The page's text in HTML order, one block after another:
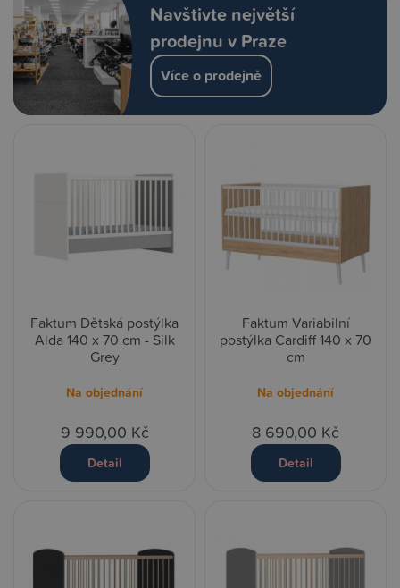
Navštivte největší
prodejnu v Praze
Více o prodejně
Faktum Dětská postýlka
Alda 140 x 70 cm - Silk
Grey
Na objednání
9 990,00 Kč
Detail
Faktum Variabilní
postýlka Cardiff 140 x 70
cm
Na objednání
8 690,00 Kč
Detail